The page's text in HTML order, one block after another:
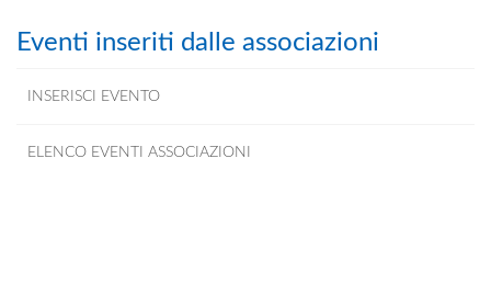
Eventi inseriti dalle associazioni
INSERISCI EVENTO
ELENCO EVENTI ASSOCIAZIONI